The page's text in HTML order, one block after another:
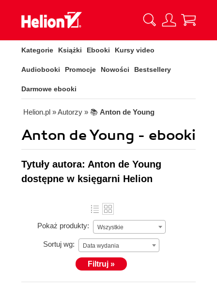
Kategorie Książki Ebooki Kursy video
Audiobooki Promocje Nowości Bestsellery
Darmowe ebooki
Helion.pl » Autorzy » 📚 Anton de Young
Anton de Young - ebooki
Tytuły autora: Anton de Young
dostępne w księgarni Helion
Pokaż produkty: Wszystkie
Sortuj wg: Data wydania
Filtruj »